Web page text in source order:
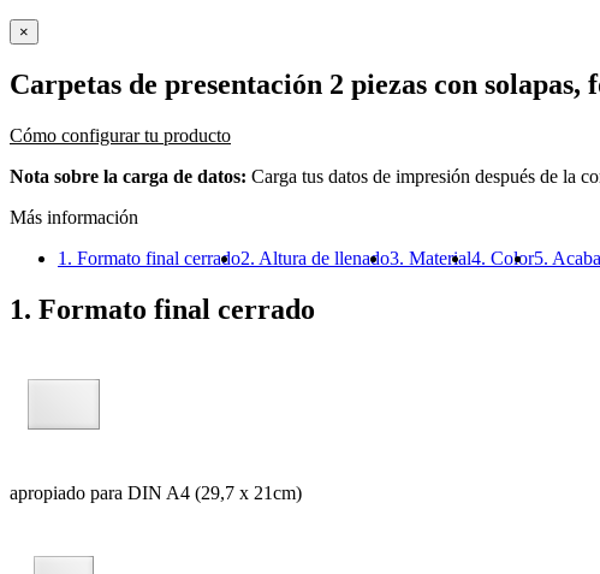
×
Carpetas de presentación 2 piezas con
Cómo configurar tu producto
Nota sobre la carga de datos: Carga tus datos de impresión después de la
Más información
1. Formato final cerrado2. Altura de llenado3. Material4. Color5.
1. Formato final cerrado
apropiado para DIN A4 (29,7 x 21cm)